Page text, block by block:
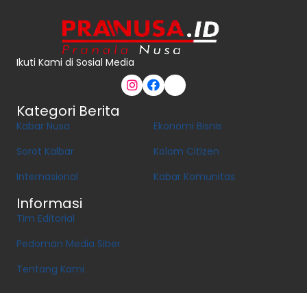
Ikuti Kami di Sosial Media
Kategori Berita
Kabar Nusa
Sorot Kalbar
Internasional
Ekonomi Bisnis
Kolom Citizen
Kabar Komunitas
Informasi
Tim Editorial
Pedoman Media Siber
Tentang Kami